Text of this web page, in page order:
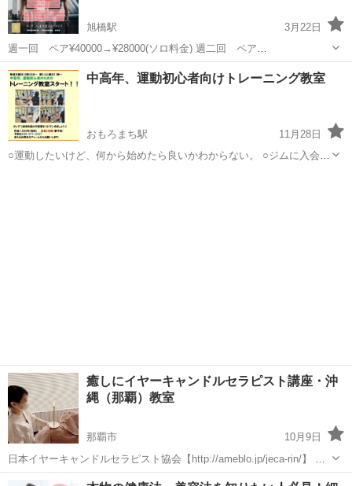
旭橋駅
3月22日
週一回 ペア¥40000→¥28000(ソロ料金) 週二回 ペア
¥64000→¥48000(ソロ料金) 週三回 ペア¥84000→¥66000(ソロ料金)
これまで7年間で300名以上のボディメイク成功者を輩出してきた県
内...
沖縄 那覇市 旭橋駅 その他 パーソナルトレーニング
中高年、運動初心者向けトレーニング教室
おもろまち駅
11月28日
○運動したいけど、何から始めたら良いかわからない。 ○ジムに入会し
癒しにイヤーキャンドルセラピスト講座・沖
縄（那覇）教室
那覇市
10月9日
日本イヤーキャンドルセラピスト協会【http://ameblo.jp/jeca-rin/】 耳
から究極の癒し～イヤーキャンドルセラピーを学びませんか？ 耳から
その他 つぼ